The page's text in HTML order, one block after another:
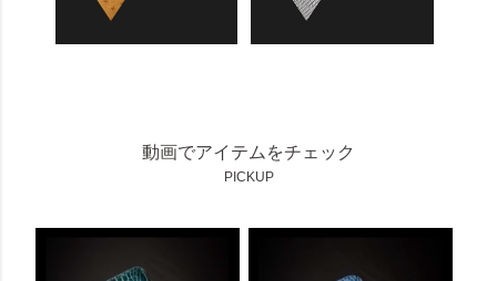
動画でアイテムをチェック
PICKUP